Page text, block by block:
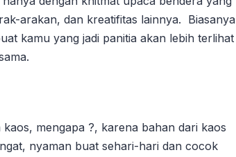
arakan, dan kreatifitas lainnya. Biasanya
kamu yang jadi panitia akan lebih terlihat
mengapa ?, karena bahan dari kaos
nyaman buat sehari-hari dan cocok